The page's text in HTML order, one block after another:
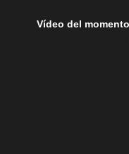
Vídeo del